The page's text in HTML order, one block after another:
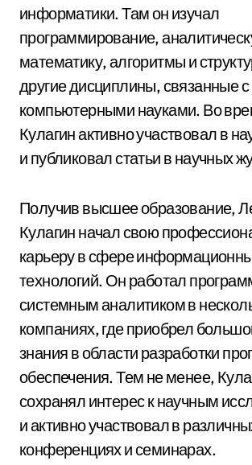
информатики. Там он изучал
программирование,
математику, алгоритмы и
другие дисциплины, связанные с
компьютерными науками. Во
Кулагин активно участвовал в
и публиковал статьи в научных
Получив высшее образование,
Кулагин начал свою
карьеру в сфере
технологий. Он работал
системным аналитиком в
компаниях, где приобрел
знания в области разработки
обеспечения. Тем не менее,
сохранял интерес к научным
и активно участвовал в
конференциях и семинарах.